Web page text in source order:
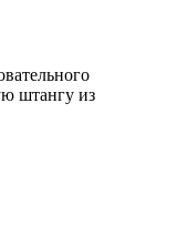
штангу из